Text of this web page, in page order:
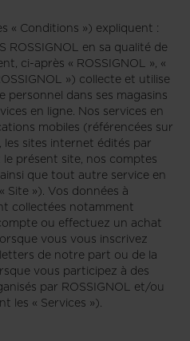
« Conditions ») expliquent :
ROSSIGNOL en sa qualité de
ci-après « ROSSIGNOL », «
») collecte et utilise
personnel dans ses magasins
en ligne. Nos services en
mobiles (référencées sur
sites internet édités par
le présent site, nos comptes
que tout autre service en
Site »). Vos données à
collectées notamment
ou effectuez un achat
vous vous inscrivez
de notre part ou de la
vous participez à des
par ROSSIGNOL et/ou
les « Services »).